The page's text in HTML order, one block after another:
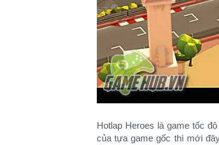
Hotlap Heroes là game tốc
của tựa game gốc thì mới